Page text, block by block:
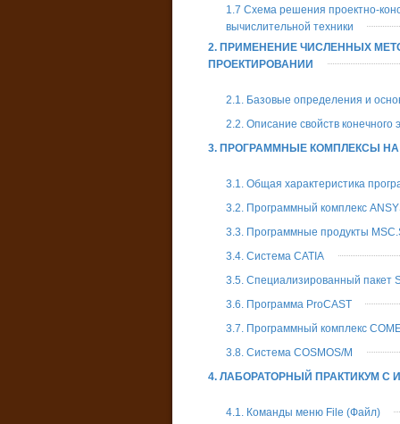
1.7 Схема решения проектно-
вычислительной техники
2. ПРИМЕНЕНИЕ ЧИСЛЕННЫХ
ПРОЕКТИРОВАНИИ
2.1. Базовые определения и
2.2. Описание свойств конечного
3. ПРОГРАММНЫЕ КОМПЛЕКСЫ
3.1. Общая характеристика
3.2. Программный комплекс
3.3. Программные продукты
3.4. Система CATIA
3.5. Специализированный пакет
3.6. Программа ProCAST
3.7. Программный комплекс
3.8. Система COSMOS/M
4. ЛАБОРАТОРНЫЙ ПРАКТИКУМ С
4.1. Команды меню File (Файл)